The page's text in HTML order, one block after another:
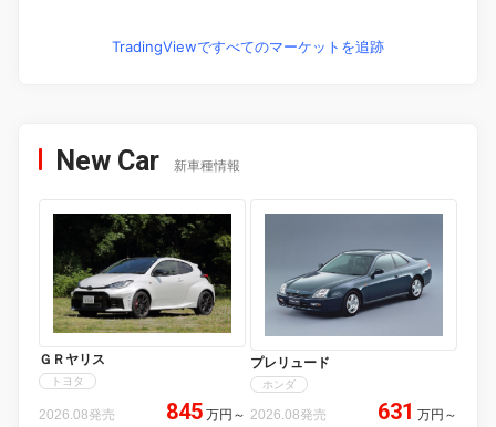
TradingViewですべてのマーケットを追跡
New Car 新車種情報
ＧＲヤリス
トヨタ
2026.08発売 845 万円 ～
プレリュード
ホンダ
2026.08発売 631 万円 ～